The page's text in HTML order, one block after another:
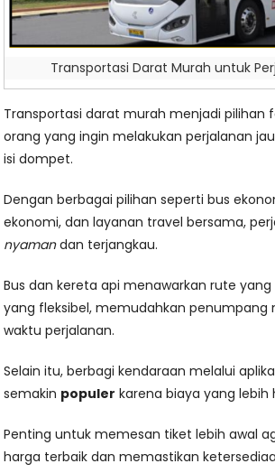
Transportasi Darat Murah untuk
Transportasi darat murah menjadi pilihan
orang yang ingin melakukan perjalanan
isi dompet.
Dengan berbagai pilihan seperti bus
ekonomi, dan layanan travel bersama,
nyamandan terjangkau.
Bus dan kereta api menawarkan rute yang
yang fleksibel, memudahkan penumpang
waktu perjalanan.
Selain itu, berbagi kendaraan melalui
semakin populer karena biaya yang
Penting untuk memesan tiket lebih awal
harga terbaik dan memastikan